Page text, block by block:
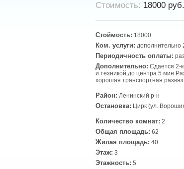
Cтоимость: 18000 руб.
Стоймость: 18000
Ком. услуги: дополнительно
Периодичность оплаты:
Дополнительно: Сдается 2-
и техникой,до центра 5
хорошая транспортная
Район: Ленинский р-н
Остановка: Цирк (ул.
Количество комнат: 2
Общая площадь: 62
Жилая площадь: 40
Этаж: 3
Этажность: 5